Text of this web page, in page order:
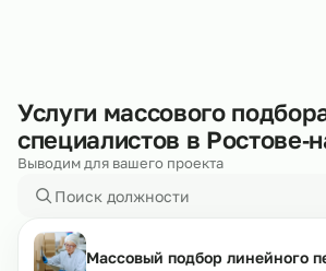
Услуги массового
специалистов в
Выводим для вашего проекта
Массовый подбор линейного